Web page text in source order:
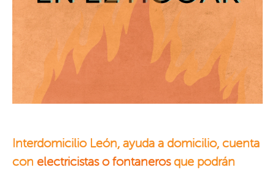
Interdomicilio León, ayuda a domicilio, cuenta
con electricistas o fontanerosque podrán